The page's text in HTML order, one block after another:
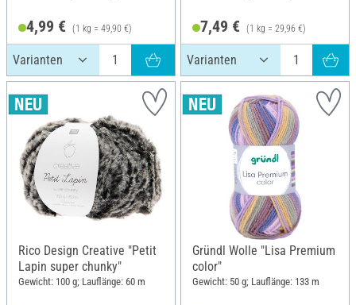
4,99 € (1 kg = 49,90 €) 7,49 € (1 kg = 29,96 €)
Rico Design Creative "Petit
Lapin super chunky"
Gewicht: 100 g; Lauflänge: 60 m
Gründl Wolle "Lisa Premium
color"
Gewicht: 50 g; Lauflänge: 133 m